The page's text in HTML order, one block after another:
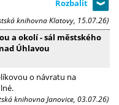
knihovna Klatovy, 15.07.26)
a okolí - sál městského
Úhlavou
o návratu na
knihovna Janovice, 03.07.26)